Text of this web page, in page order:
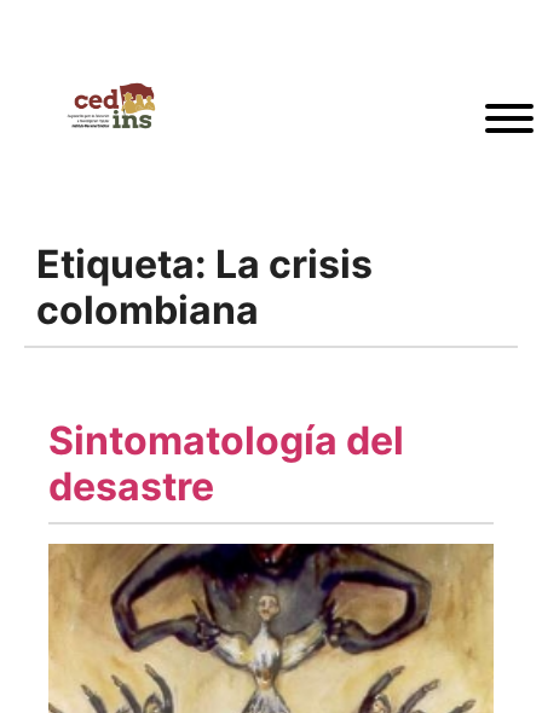
Etiqueta: La crisis
colombiana
Sintomatología del
desastre